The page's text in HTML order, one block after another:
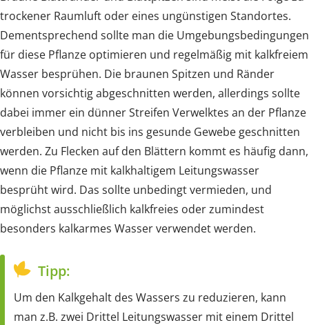
trockener Raumluft oder eines ungünstigen Standortes.
Dementsprechend sollte man die Umgebungsbedingungen
für diese Pflanze optimieren und regelmäßig mit kalkfreiem
Wasser besprühen. Die braunen Spitzen und Ränder
können vorsichtig abgeschnitten werden, allerdings sollte
dabei immer ein dünner Streifen Verwelktes an der Pflanze
verbleiben und nicht bis ins gesunde Gewebe geschnitten
werden. Zu Flecken auf den Blättern kommt es häufig dann,
wenn die Pflanze mit kalkhaltigem Leitungswasser
besprüht wird. Das sollte unbedingt vermieden, und
möglichst ausschließlich kalkfreies oder zumindest
besonders kalkarmes Wasser verwendet werden.
Tipp:
Um den Kalkgehalt des Wassers zu reduzieren, kann
man z.B. zwei Drittel Leitungswasser mit einem Drittel